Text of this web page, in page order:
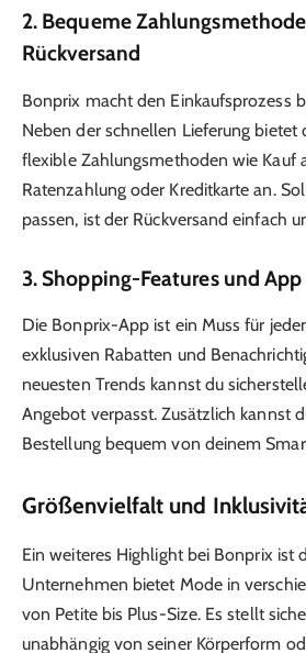
2. Bequeme
Rückversand
Bonprix macht den Einkaufsprozess
Neben der schnellen Lieferung bietet
flexible Zahlungsmethoden wie Kauf
Ratenzahlung oder Kreditkarte an.
passen, ist der Rückversand einfach
3. Shopping-Features und App
Die Bonprix-App ist ein Muss für
exklusiven Rabatten und
neuesten Trends kannst du
Angebot verpasst. Zusätzlich kannst
Bestellung bequem von deinem
Größenvielfalt und
Ein weiteres Highlight bei Bonprix ist
Unternehmen bietet Mode in
von Petite bis Plus-Size. Es stellt
unabhängig von seiner Körperform